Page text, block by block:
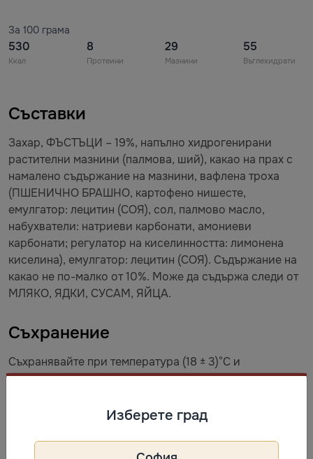
За 100 грама
530
Ккал
8
Протеини
29
Мазнини
55
Въглехидрати
Съставки
Захар, ФЪСТЪЦИ – 19%, напълно хидрогенирани
растителни мазнини (палмова, ший), какао на прах с
намалено съдържание на мазнини, вафлена троха
(ПШЕНИЧНО БРАШНО, картофено нишесте,
емулгатор: лецитин (СОЯ), сол, палмово масло,
набухватели: натриеви карбонати, амониеви
карбонати; регулатор на киселинността: лимонена
киселина), емулгатор: лецитин (СОЯ). Съдържание на
какао не по-малко от 10%. Може да съдържа следи от
МЛЯКО, ЯДКИ, СУСАМ, ЯЙЦА.
Съхранение
Съхранявайте при температура (18 ± 3)°C и
относителна влажност на въздуха не по-висока от
Изберете град